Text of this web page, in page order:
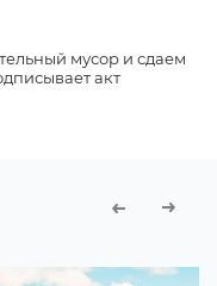
мусор и сдаем
акт